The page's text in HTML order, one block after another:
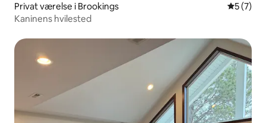
Privat værelse i Brookings 5 ud af 5
5 (7)
Kaninens hvilested